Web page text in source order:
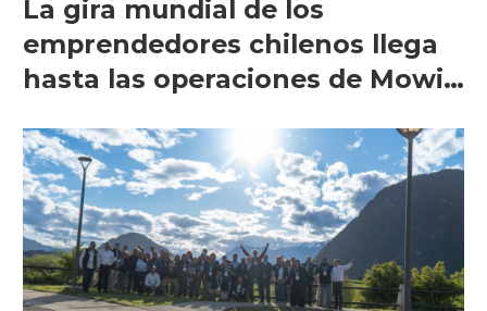
La gira mundial de los
emprendedores chilenos llega
hasta las operaciones de Mowi